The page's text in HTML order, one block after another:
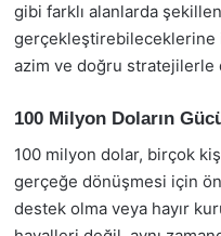
gibi farklı alanlarda
gerçekleştirebileceklerine
azim ve doğru stratejilerle
100 Milyon Doların
100 milyon dolar, birçok
gerçeğe dönüşmesi için
destek olma veya hayır